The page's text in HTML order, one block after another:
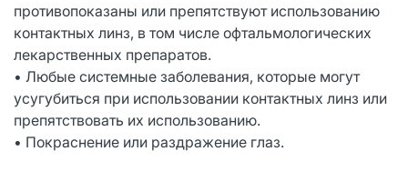
противопоказаны или препятствуют использованию
контактных линз, в том числе офтальмологических
лекарственных препаратов.
• Любые системные заболевания, которые могут
усугубиться при использовании контактных линз или
препятствовать их использованию.
• Покраснение или раздражение глаз.